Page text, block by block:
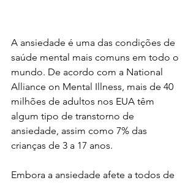
A ansiedade é uma das condições de
saúde mental mais comuns em todo o
mundo. De acordo com a National
Alliance on Mental Illness, mais de 40
milhões de adultos nos EUA têm
algum tipo de transtorno de
ansiedade, assim como 7% das
crianças de 3 a 17 anos.
Embora a ansiedade afete a todos de